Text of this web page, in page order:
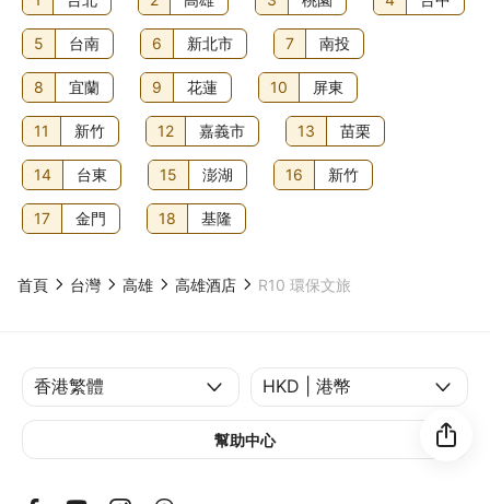
5 台南 6 新北市 7 南投
8 宜蘭 9 花蓮 10 屏東
11 新竹 12 嘉義市 13 苗栗
14 台東 15 澎湖 16 新竹
17 金門 18 基隆
首頁 台灣 高雄 高雄酒店 R10 環保文旅
幫助中心